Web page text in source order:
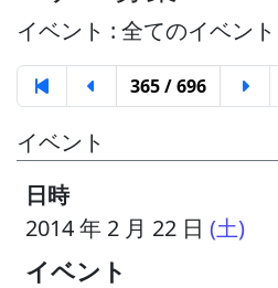
イベント : 全てのイベン
365 / 696
イベント
日時
2014 年 2 月 22 日 (土)
イベント